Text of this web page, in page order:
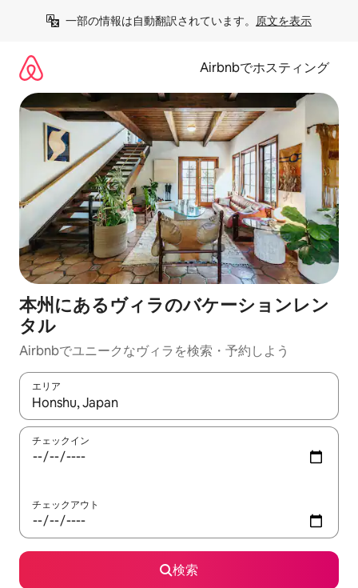
一部の情報は自動翻訳されています。 原文を表示
Airbnbでホスティング
本州にあるヴィラのバケーションレン
タル
Airbnbでユニークなヴィラを検索・予約しよう
エリア
検索結果が表示されたら、上下の矢印キーを使って移動するか
チェックイン
チェックアウト
検索